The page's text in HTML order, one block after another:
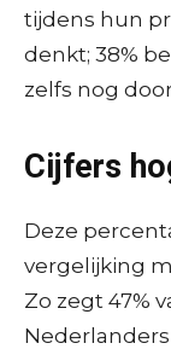
tijdens hun
denkt; 38%
zelfs nog
Cijfers
Deze
vergelijking
Zo zegt 47%